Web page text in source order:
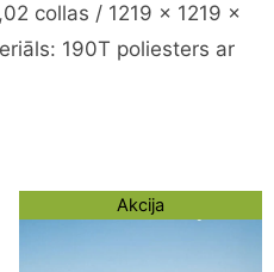
collas / 1219 x 1219 x
190T poliesters ar
Akcija
Original
price
price